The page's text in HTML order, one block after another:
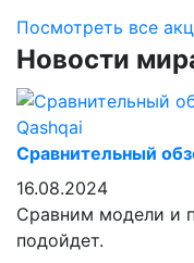
Посмотреть все
Новости
Сравнительный
16.08.2024
Сравним модели и
подойдет.